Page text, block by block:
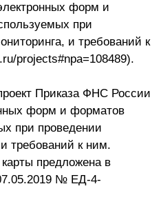
форм и
при
и требований к
projects#npa=108489).
Приказа ФНС России
форм и форматов
при проведении
требований к ним.
предложена в
№ ЕД-4-